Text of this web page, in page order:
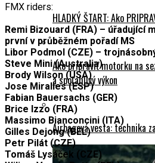
HLADKÝ ŠTART: Ako
Ako pripraviť motorku na
a spoľahlivý výkon
Airbagová vesta: technika
FMX riders:
Remi Bizouard (FRA) – úřadující
první v průběžném pořadí MS
Libor Podmol (CZE) –
Steve Mini (Australia)
Brody Wilson (USA)
Jose Miralles (ESP)
Fabian Bauersachs (GER)
Brice Izzo (FRA)
Massimo Bianconcini (ITA)
Gilles Dejong (BEL)
Petr Pilát (CZE)
Tomáš Lysáček (CZE)